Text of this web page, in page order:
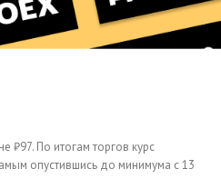
₽97. По итогам торгов курс
опустившись до минимума с 13